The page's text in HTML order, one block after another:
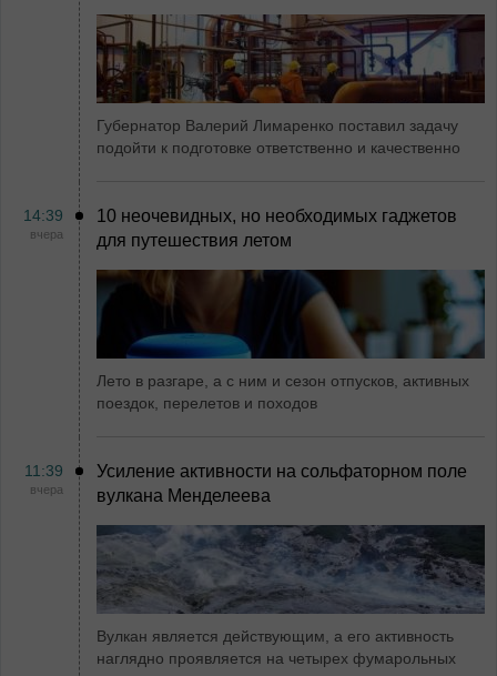
Губернатор Валерий Лимаренко поставил задачу
подойти к подготовке ответственно и качественно
14:39
вчера
10 неочевидных, но необходимых гаджетов
для путешествия летом
Лето в разгаре, а с ним и сезон отпусков, активных
поездок, перелетов и походов
11:39
вчера
Усиление активности на сольфаторном поле
вулкана Менделеева
Вулкан является действующим, а его активность
наглядно проявляется на четырех фумарольных